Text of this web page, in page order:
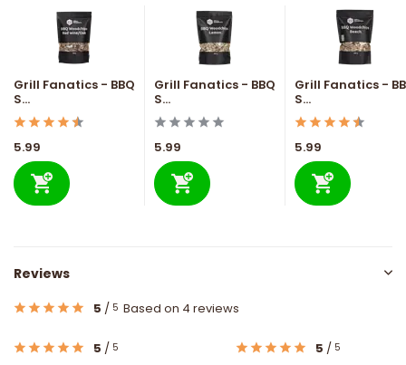
Grill Fanatics - BBQ
S...
5.99
Grill Fanatics - BBQ
S...
5.99
Grill Fanatics -
S...
5.99
Reviews
5 / 5 Based on 4 reviews
5 / 5 5 / 5